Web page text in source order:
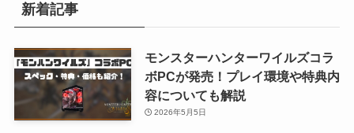
新着記事
モンスターハンターワイルズコラ
ボPCが発売！プレイ環境や特典内
容についても解説
2026年5月5日